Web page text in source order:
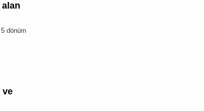
alan
dönüm
ve